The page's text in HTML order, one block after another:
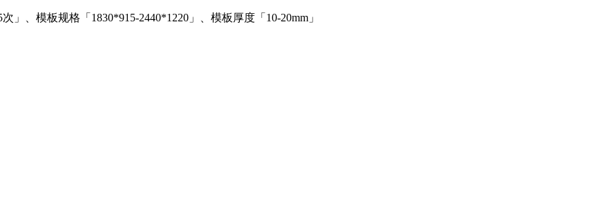
、模板规格「1830*915-2440*1220」、模板厚度「10-20mm」